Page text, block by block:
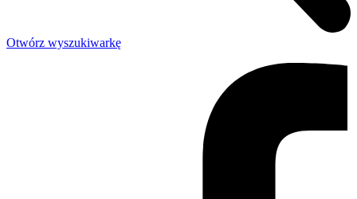
Otwórz wyszukiwarkę